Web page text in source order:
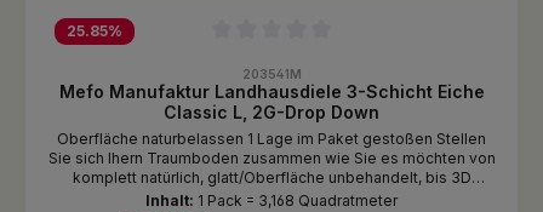
25.85%
203541M
Mefo Manufaktur Landhausdiele 3-Schicht Eiche
Classic L, 2G-Drop Down
Oberfläche naturbelassen 1 Lage im Paket gestoßen Stellen
Sie sich Ihern Traumboden zusammen wie Sie es möchten von
komplett natürlich, glatt/Oberfläche unbehandelt, bis 3D
gebürstet mit gebeizter und endgeölter Oberfläche.
Inhalt: 1 Pack = 3,168 Quadratmeter